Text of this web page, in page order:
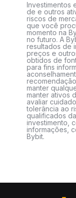
Investimentos
de e outros
riscos de
que você
momento na
no futuro. A
resultados de
preços e
obtidos de
para fins
manter
manter ativos
avaliar
tolerância ao
qualificados
investimento,
informações,
Bybit.